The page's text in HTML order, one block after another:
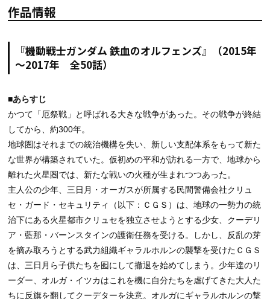
作品情報
『機動戦士ガンダム 鉄血のオルフェンズ』（2015年
～2017年 全50話）
■あらすじ
かつて「厄祭戦」と呼ばれる大きな戦争があった。その戦争が終結
してから、約300年。
地球圏はそれまでの統治機構を失い、新しい支配体系をもって新た
な世界が構築されていた。仮初めの平和が訪れる一方で、地球から
離れた火星圏では、新たな戦いの火種が生まれつつあった。
主人公の少年、三日月・オーガスが所属する民間警備会社クリュ
セ・ガード・セキュリティ（以下：ＣＧＳ）は、地球の一勢力の統
治下にある火星都市クリュセを独立させようとする少女、クーデリ
ア・藍那・バーンスタインの護衛任務を受ける。しかし、反乱の芽
を摘み取ろうとする武力組織ギャラルホルンの襲撃を受けたＣＧＳ
は、三日月ら子供たちを囮にして撤退を始めてしまう。少年達のリ
ーダー、オルガ・イツカはこれを機に自分たちを虐げてきた大人た
ちに反旗を翻してクーデターを決意。オルガにギャラルホルンの撃